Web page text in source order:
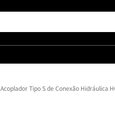
Acoplador Tipo S de Conexão Hidráulica